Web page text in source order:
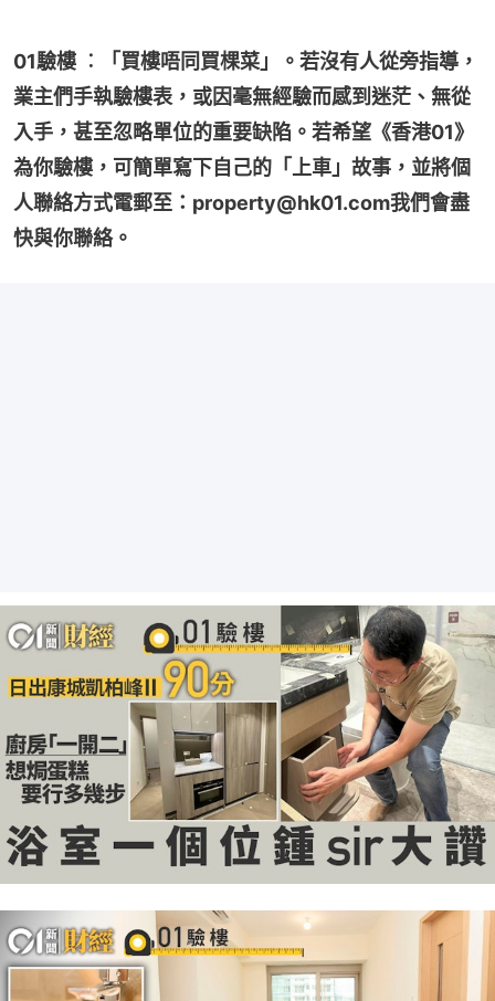
01驗樓 ︰「買樓唔同買棵菜」。若沒有人從旁指導，
業主們手執驗樓表，或因毫無經驗而感到迷茫、無從
入手，甚至忽略單位的重要缺陷。若希望《香港01》
為你驗樓，可簡單寫下自己的「上車」故事，並將個
人聯絡方式電郵至：property@hk01.com我們會盡
快與你聯絡。